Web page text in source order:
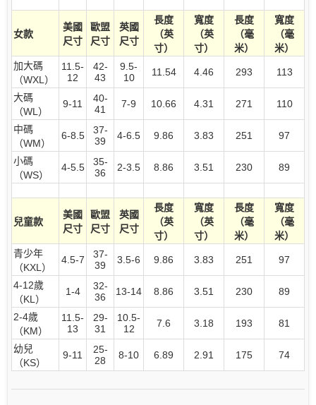
女款
美國
尺寸
歐盟
尺寸
英國
尺寸
長度
（英
寸）
寬度
（英
寸）
長度
（毫
米）
寬度
（毫
米）
加大碼
（WXL）
11.5-
12
42-
43
9.5-
10
11.54 4.46 293 113
大碼
（WL）
9-11
40-
41
7-9 10.66 4.31 271 110
中碼
（WM）
6-8.5
37-
39
4-6.5 9.86 3.83 251 97
小碼
（WS）
4-5.5
35-
36
2-3.5 8.86 3.51 230 89
兒童款
美國
尺寸
歐盟
尺寸
英國
尺寸
長度
（英
寸）
寬度
（英
寸）
長度
（毫
米）
寬度
（毫
米）
青少年
（KXL）
4.5-7
37-
39
3.5-6 9.86 3.83 251 97
4-12歲
（KL）
1-4
32-
36
13-14 8.86 3.51 230 89
2-4歲
（KM）
11.5-
13
29-
31
10.5-
12
7.6 3.18 193 81
幼兒
（KS）
9-11
25-
28
8-10 6.89 2.91 175 74